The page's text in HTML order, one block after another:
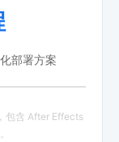
部署方案
包含 After Effects